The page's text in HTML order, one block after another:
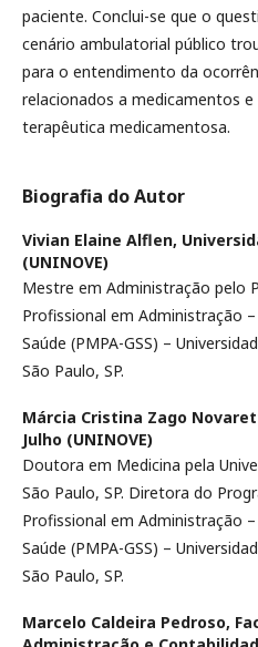
paciente. Conclui-se que o
cenário ambulatorial público
para o entendimento da
relacionados a medicamentos
terapêutica medicamentosa.
Biografia do Autor
Vivian Elaine Alflen,
(UNINOVE)
Mestre em Administração pelo
Profissional em Administração
Saúde (PMPA-GSS) –
São Paulo, SP.
Márcia Cristina Zago
Julho (UNINOVE)
Doutora em Medicina pela
São Paulo, SP. Diretora do
Profissional em Administração
Saúde (PMPA-GSS) –
São Paulo, SP.
Marcelo Caldeira Pedroso,